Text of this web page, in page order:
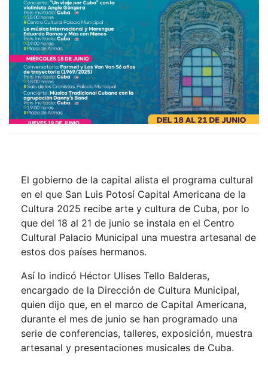
El gobierno de la capital alista el programa cultural
en el que San Luis Potosí Capital Americana de la
Cultura 2025 recibe arte y cultura de Cuba, por lo
que del 18 al 21 de junio se instala en el Centro
Cultural Palacio Municipal una muestra artesanal de
estos dos países hermanos.
Así lo indicó Héctor Ulises Tello Balderas,
encargado de la Dirección de Cultura Municipal,
quien dijo que, en el marco de Capital Americana,
durante el mes de junio se han programado una
serie de conferencias, talleres, exposición, muestra
artesanal y presentaciones musicales de Cuba.